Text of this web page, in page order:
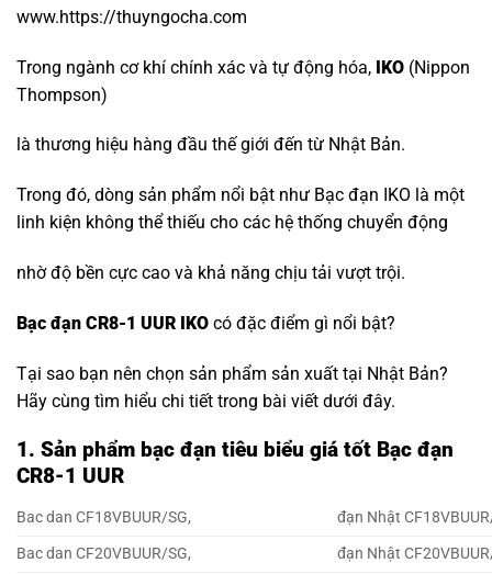
www.https://thuyngocha.com
Trong ngành cơ khí chính xác và tự động hóa, IKO (Nippon
Thompson)
là thương hiệu hàng đầu thế giới đến từ Nhật Bản.
Trong đó, dòng sản phẩm nổi bật như Bạc đạn IKO là một
linh kiện không thể thiếu cho các hệ thống chuyển động
nhờ độ bền cực cao và khả năng chịu tải vượt trội.
Bạc đạn CR8-1 UUR IKO có đặc điểm gì nổi bật?
Tại sao bạn nên chọn sản phẩm sản xuất tại Nhật Bản?
Hãy cùng tìm hiểu chi tiết trong bài viết dưới đây.
1. Sản phẩm bạc đạn tiêu biểu giá tốt Bạc đạn
CR8-1 UUR
Bac dan CF18VBUUR/SG,
đạn Nhật
Bac dan CF20VBUUR/SG,
đạn Nhật